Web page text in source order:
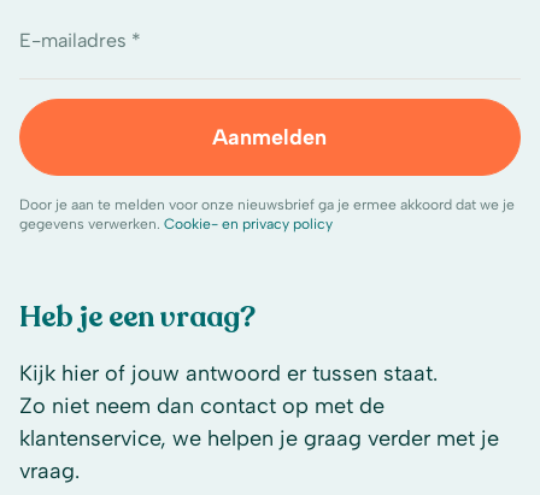
Heb je een vraag?
Kijk hier of jouw antwoord er tussen staat.
Zo niet neem dan contact op met de
klantenservice, we helpen je graag verder met je
vraag.
E-mailadres *
Aanmelden
Door je aan te melden voor onze nieuwsbrief ga je ermee akkoord dat we je
gegevens verwerken. Cookie- en privacy policy